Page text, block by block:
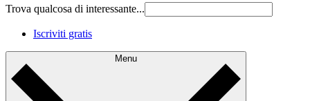
Trova qualcosa di interessante...
Iscriviti gratis
Menu